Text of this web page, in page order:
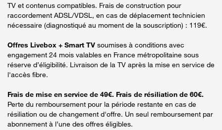
TV et contenus compatibles. Frais de construction pour
raccordement ADSL/VDSL, en cas de déplacement technicien
nécessaire (diagnostiqué au moment de la souscription) : 119€.
Offres Livebox + Smart TV soumises à conditions avec
engagement 24 mois valables en France métropolitaine sous
réserve d’éligibilité. Livraison de la TV après la mise en service de
l'accès fibre.
Frais de mise en service de 49€. Frais de résiliation de 60€.
Perte du remboursement pour la période restante en cas de
résiliation ou de changement d'offre. Un seul remboursement par
abonnement à l’une des offres éligibles.